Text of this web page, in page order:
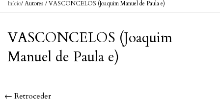
Início/ Autores / VASCONCELOS (Joaquim Manuel de Paula e)
VASCONCELOS (Joaquim
Manuel de Paula e)
← Retroceder